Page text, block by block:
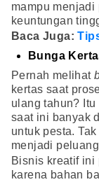
mampu
keuntungan
Baca Juga:
Bunga
Pernah melihat
kertas saat
ulang tahun?
saat ini banyak
untuk pesta.
menjadi
Bisnis kreatif ini
karena bahan